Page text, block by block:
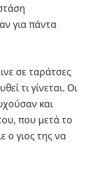
για πάντα
σε ταράτσες
τι γίνεται. Οι
και
που μετά το
ο γιος της να